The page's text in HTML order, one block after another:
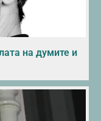
на думите и